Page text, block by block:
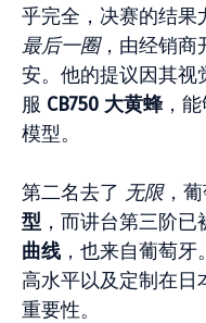
乎完全，决赛的结果
最后一圈，由经销商
安。他的提议因其视
服 CB750 大黄蜂，
模型。
第二名去了 无限，
型 ，而讲台第三阶已
曲线 ，也来自葡萄
高水平以及定制在日
重要性。